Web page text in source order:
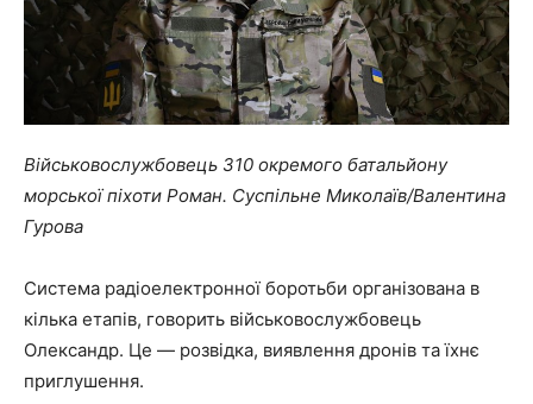
Військовослужбовець 310 окремого батальйону
морської піхоти Роман. Суспільне Миколаїв/Валентина
Гурова
Система радіоелектронної боротьби організована в
кілька етапів, говорить військовослужбовець
Олександр. Це — розвідка, виявлення дронів та їхнє
приглушення.